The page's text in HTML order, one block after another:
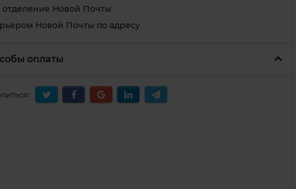
отделение Новой Почты
Новой Почты по адресу
оплаты